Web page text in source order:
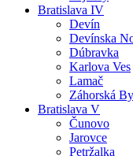
Bratislava IV
Devín
Devínska
Dúbravka
Karlova Ves
Lamač
Záhorská
Bratislava V
Čunovo
Jarovce
Petržalka